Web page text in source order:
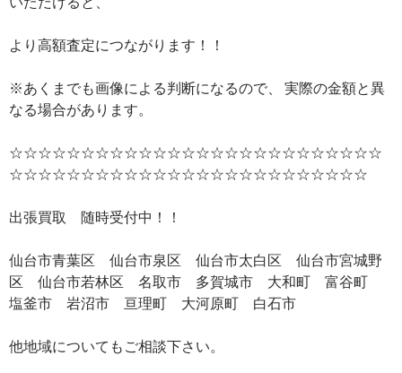
より高額査定につながります！！
※あくまでも画像による判断になるので、 実際の金額と異
なる場合があります。
☆☆☆☆☆☆☆☆☆☆☆☆☆☆☆☆☆☆☆☆☆☆☆☆☆☆
☆☆☆☆☆☆☆☆☆☆☆☆☆☆☆☆☆☆☆☆☆☆☆☆☆
出張買取 随時受付中！！
仙台市青葉区 仙台市泉区 仙台市太白区 仙台市宮城野
区 仙台市若林区 名取市 多賀城市 大和町 富谷町
塩釜市 岩沼市 亘理町 大河原町 白石市
他地域についてもご相談下さい。